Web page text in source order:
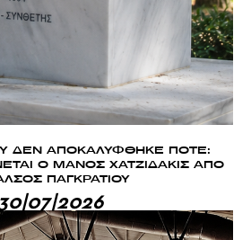
ΔΕΝ ΑΠΟΚΑΛΥΦΘΗΚΕ ΠΟΤΕ:
Ο ΜΑΝΟΣ ΧΑΤΖΙΔΑΚΙΣ ΑΠΟ
ΠΑΓΚΡΑΤΙΟΥ